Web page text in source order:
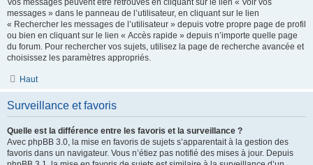
Vos messages peuvent être retrouvés en cliquant sur le lien « Voir vos
messages » dans le panneau de l’utilisateur, en cliquant sur le lien
« Rechercher les messages de l’utilisateur » depuis votre propre page de profil
ou bien en cliquant sur le lien « Accès rapide » depuis n’importe quelle page
du forum. Pour rechercher vos sujets, utilisez la page de recherche avancée et
choisissez les paramètres appropriés.
Haut
Surveillance et favoris
Quelle est la différence entre les favoris et la surveillance ?
Avec phpBB 3.0, la mise en favoris de sujets s’apparentait à la gestion des
favoris dans un navigateur. Vous n’étiez pas notifié des mises à jour. Depuis